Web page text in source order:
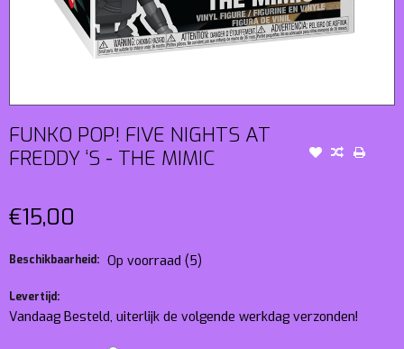
FUNKO POP! FIVE NIGHTS AT
FREDDY ‘S - THE MIMIC
€15,00
Beschikbaarheid: Op voorraad (5)
Levertijd:
Vandaag Besteld, uiterlijk de volgende werkdag verzonden!